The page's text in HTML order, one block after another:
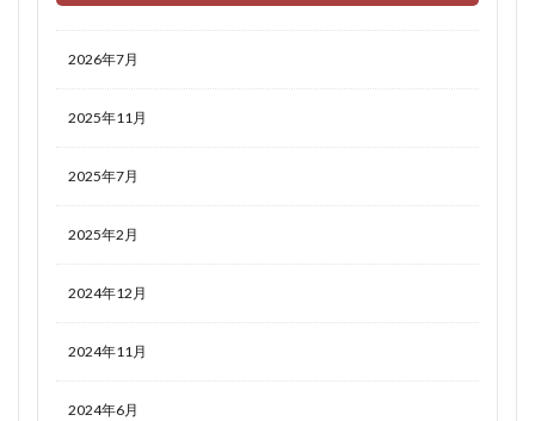
2026年7月
2025年11月
2025年7月
2025年2月
2024年12月
2024年11月
2024年6月